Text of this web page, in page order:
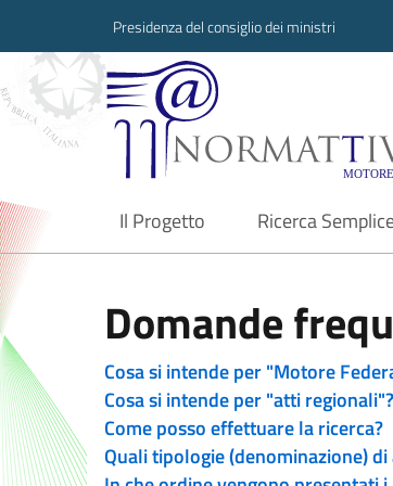
Presidenza del consiglio dei ministri
Normattiva
Il Progetto
current Ricerca
Domande
Cosa si intende per "Motore
Cosa si intende per "atti regionali"?
Come posso effettuare la ricerca?
Quali tipologie (denominazione)